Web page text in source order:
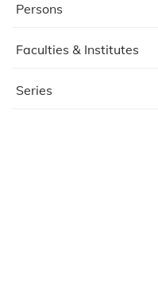
Persons
Faculties & Institutes
Series